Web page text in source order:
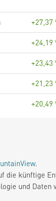
+27,37
+24,19
+23,43
+21,23
+20,49
.
die künftige
und Daten